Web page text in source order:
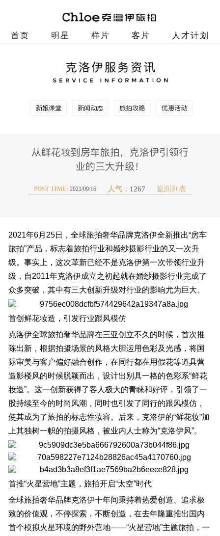
首页 明星 样片 客片 人才计划
新娘课堂 新闻动态 旅拍攻略 优惠活动
从鲜花妆到房车旅拍，克洛伊引领行
业的三大升级！
POST TIME:2021/09/16 人气： 1267 返回列表
2021年6月25日，全球旅拍奢华品牌克洛伊全新推出“房车
旅拍”产品，标志着旅拍行业和婚纱摄影行业的又一次升
级。事实上，这次革新已经不是克洛伊第一次带领行业升
级，自2011年克洛伊成立之初起就在婚纱摄影行业完成了
众多突破，其中有三大创新升级对行业的影响尤为巨大。
首创鲜花妆造，引发行业跟风模仿
克洛伊全球旅拍奢华品牌在三亚创立不久的时候，首次推
陈出新，根据拍摄场景的风格大胆运用色彩及光感，将国
际审美与客户偏好融合创作，在同行都在用假花等道具营
造影楼风的时候脱颖而出，设计出别具一格的色彩系“鲜花
妆造”。这一创新获得了客人极大的青睐和好评，引领了一
股持续至今的时尚风潮，同时也引发了同行的跟风模仿，
使其成为了旅拍的标志性妆容。后来，克洛伊的“鲜花妆”加
上其独树一帜的拍摄风格，被业内人士称为“克洛伊风”。
首推“火星营地”主题，旅拍开启“太空”时代
全球旅拍奢华品牌克洛伊十年间秉持着热爱创造、追求极
致的价值观，不停探索，不断创造，在去年隆重推出国内
首个模拟火星环境的野外营地——“火星营地”主题旅拍，一